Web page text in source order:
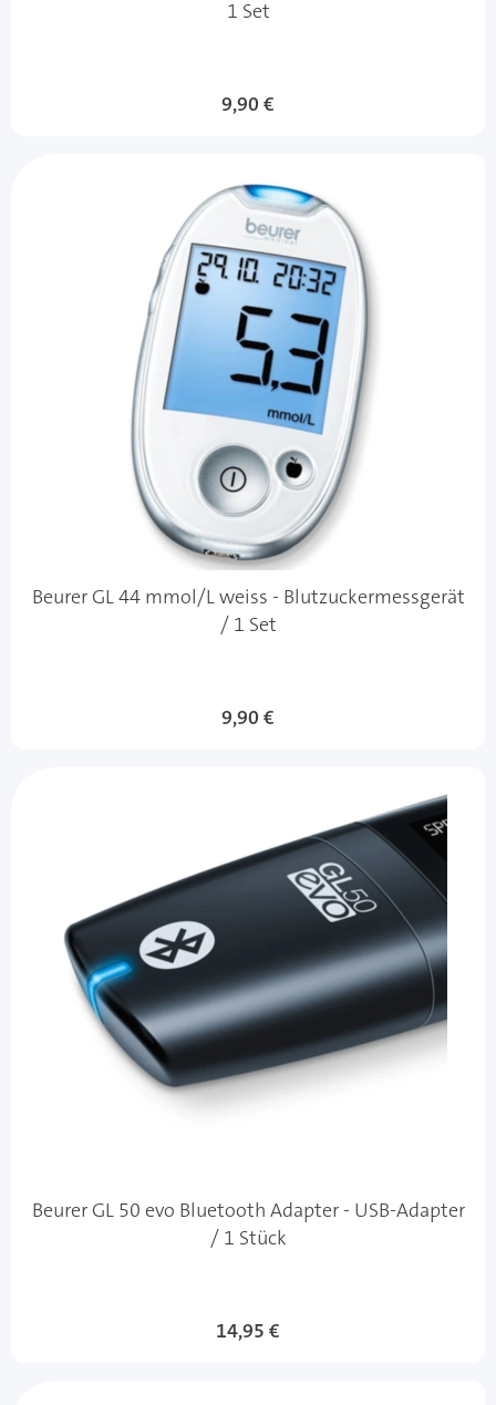
1 Set
9,90 €
Beurer GL 44 mmol/L weiss - Blutzuckermessgerät
/ 1 Set
9,90 €
Beurer GL 50 evo Bluetooth Adapter - USB-Adapter
/ 1 Stück
14,95 €